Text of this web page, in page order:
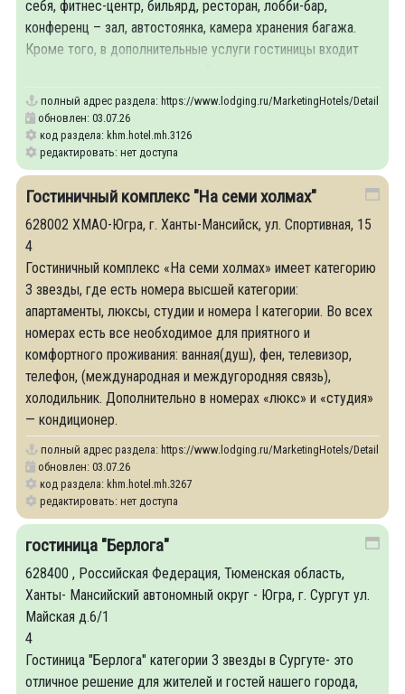
себя, фитнес-центр, бильярд, ресторан, лобби-бар,
конференц – зал, автостоянка, камера хранения багажа.
Кроме того, в дополнительные услуги гостиницы входит
полный адрес раздела: https://www.lodging.ru/MarketingHotels/Details/
обновлен: 03.07.26
код раздела: khm.hotel.mh.3126
редактировать: нет доступа
Гостиничный комплекс "На семи холмах"
628002 ХМАО-Югра, г. Ханты-Мансийск, ул. Спортивная, 15
4
Гостиничный комплекс «На семи холмах» имеет категорию
3 звезды, где есть номера высшей категории:
апартаменты, люксы, студии и номера I категории. Во всех
номерах есть все необходимое для приятного и
комфортного проживания: ванная(душ), фен, телевизор,
телефон, (международная и междугородняя связь),
холодильник. Дополнительно в номерах «люкс» и «студия»
— кондиционер.
полный адрес раздела: https://www.lodging.ru/MarketingHotels/Details/
обновлен: 03.07.26
код раздела: khm.hotel.mh.3267
редактировать: нет доступа
гостиница "Берлога"
628400 , Российская Федерация, Тюменская область,
Ханты- Мансийский автономный округ - Югра, г. Сургут ул.
Майская д.6/1
4
Гостиница "Берлога" категории 3 звезды в Сургуте- это
отличное решение для жителей и гостей нашего города,